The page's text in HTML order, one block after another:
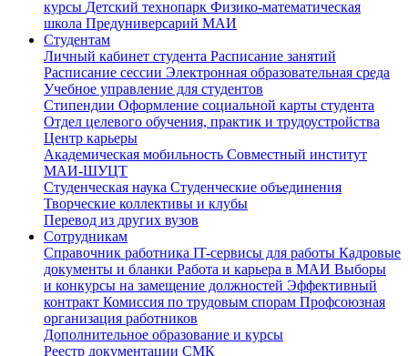
курсы Детский технопарк Физико-математическая
школа Предуниверсарий МАИ
Студентам
Личный кабинет студента Расписание занятий
Расписание сессии Электронная образовательная среда
Учебное управление для студентов
Стипендии Оформление социальной карты студента
Отдел целевого обучения, практик и трудоустройства
Центр карьеры
Академическая мобильность Совместный институт
МАИ-ШУЦТ
Студенческая наука Студенческие объединения
Творческие коллективы и клубы
Перевод из других вузов
Сотрудникам
Cправочник работника IT-сервисы для работы Кадровые
документы и бланки Работа и карьера в МАИ Выборы
и конкурсы на замещение должностей Эффективный
контракт Комиссия по трудовым спорам Профсоюзная
организация работников
Дополнительное образование и курсы
Реестр документации СМК